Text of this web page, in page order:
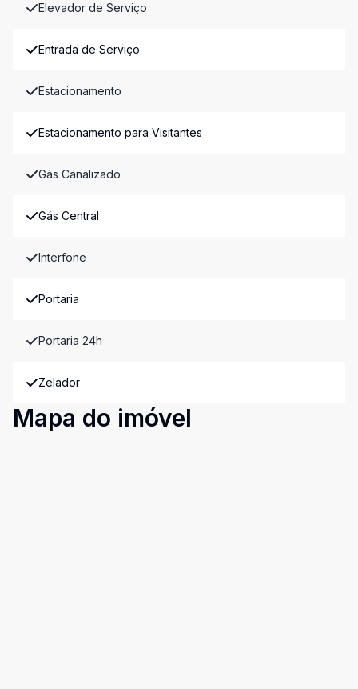
Elevador de Serviço
Entrada de Serviço
Estacionamento
Estacionamento para Visitantes
Gás Canalizado
Gás Central
Interfone
Portaria
Portaria 24h
Zelador
Mapa do imóvel